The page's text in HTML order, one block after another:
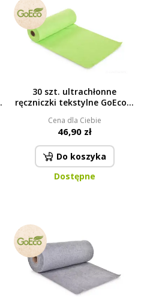
30 szt. ultrachłonne
ręczniczki tekstylne GoEco®
zielone
Cena dla Ciebie
46,90 zł
Do koszyka
Dostępne